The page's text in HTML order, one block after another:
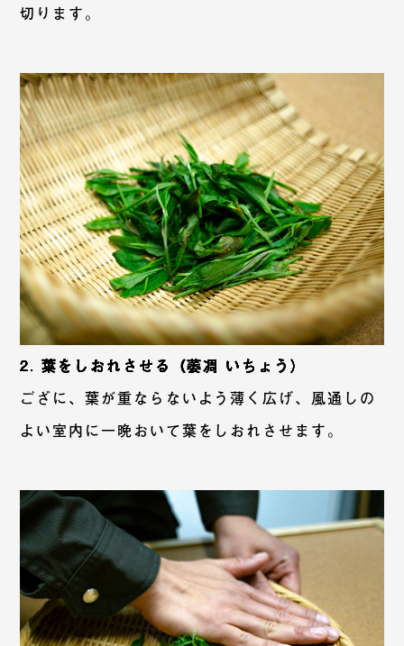
切ります。
2. 葉をしおれさせる（萎凋 いちょう）
ござに、葉が重ならないよう薄く広げ、風通しの
よい室内に一晩おいて葉をしおれさせます。